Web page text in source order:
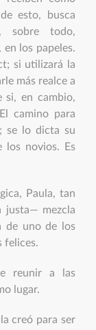
esto, busca
sobre todo,
los papeles.
si utilizará la
más realce a
si, en cambio,
camino para
se lo dicta su
los novios. Es
Paula, tan
justa— mezcla
de uno de los
felices.
reunir a las
lugar.
creó para ser